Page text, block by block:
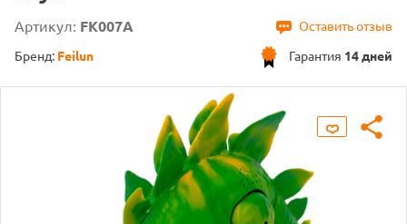
Артикул: FK007A
Оставить отзыв
Гарантия 14 дней
Бренд: Feilun